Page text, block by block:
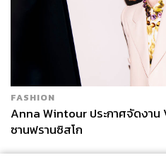
เสียงเรียกร้องที่มาพร้อมกับกา
ฝ่ายใต้ที่อาจนำโดยอินเดีย บร
สะท้อนในเรื่องนี้ หรือประเทศ
เกี่ยวข้องกับปัญหาสงครามยูเคร
สหประชาชาติ ฉะนั้น การขยับตั
โลกจึงเป็นประเด็นที่เห็นชัดเจ
เป็นประเด็นที่ต้องติดตามดูต่อก
อนาคตด้วย
FASHION
Anna Wintour ประกาศจัดงา
ซานฟรานซิสโก